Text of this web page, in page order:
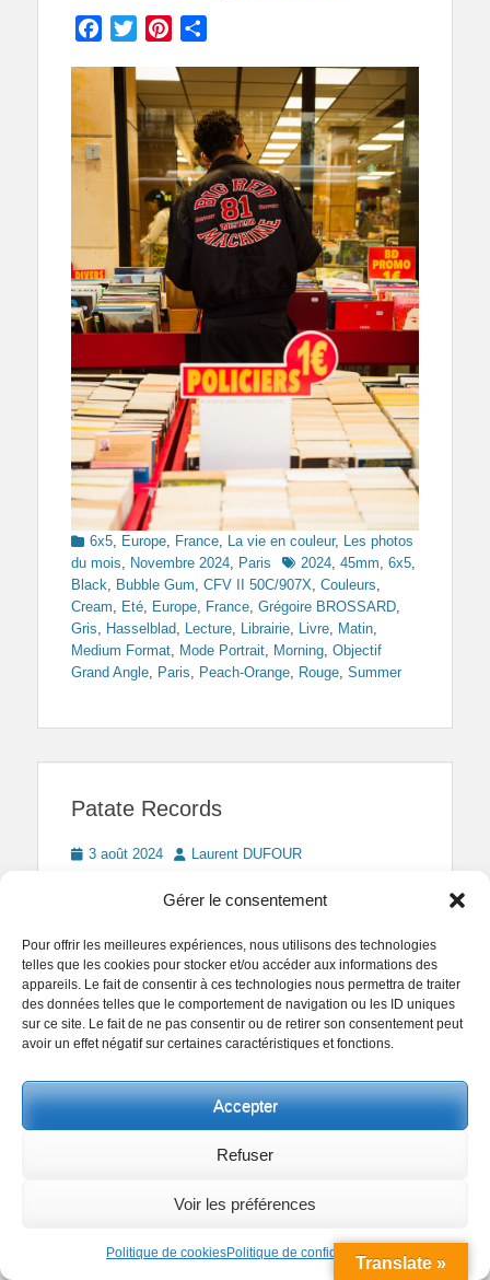
Gérer le consentement
Pour offrir les meilleures expériences, nous utilisons des technologies
telles que les cookies pour stocker et/ou accéder aux informations des
appareils. Le fait de consentir à ces technologies nous permettra de traiter
des données telles que le comportement de navigation ou les ID uniques
sur ce site. Le fait de ne pas consentir ou de retirer son consentement peut
avoir un effet négatif sur certaines caractéristiques et fonctions.
Accepter
Refuser
Voir les préférences
Politique de cookiesPolitique de confidentialité
Facebook
TwitterPinterest
Categories
6x5, Europe, France, La vie en couleur, Les photos
du mois, Novembre 2024, Paris Tags2024, 45mm, 6x5,
Black, Bubble Gum, CFV II 50C/907X, Couleurs,
Cream, Eté, Europe, France, Grégoire BROSSARD,
Gris, Hasselblad, Lecture, Librairie, Livre, Matin,
Medium Format, Mode Portrait, Morning, Objectif
Grand Angle, Paris, Peach-Orange, Rouge, Summer
Patate Records
Posted
3 août 2024 AuthorLaurent DUFOUR
Facebook
TwitterPinterestPartager
, Kodak Portra 400
Analog Photography,
Analogique,Après midi,Argentique,Black Boutique,
Translate »